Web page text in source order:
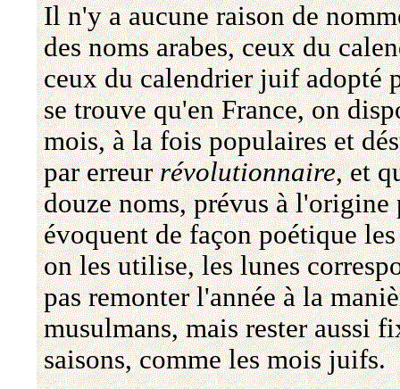
Il n'y a aucune raison de
des noms arabes, ceux du
ceux du calendrier juif adopté
se trouve qu'en France, on
mois, à la fois populaires et
par erreurrévolutionnaire, et
douze noms, prévus à
évoquent de façon poétique
on les utilise, les lunes
pas remonter l'année à la
musulmans, mais rester aussi
saisons, comme les mois juifs.